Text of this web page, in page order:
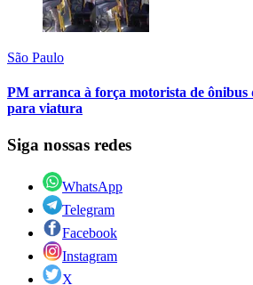
São Paulo
PM arranca à força motorista de ônibus
para viatura
Siga nossas redes
WhatsApp
Telegram
Facebook
Instagram
X